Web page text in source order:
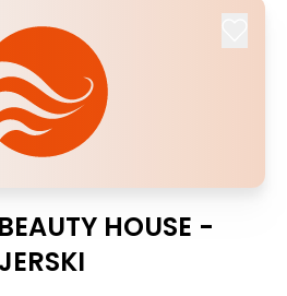
HOUSE -